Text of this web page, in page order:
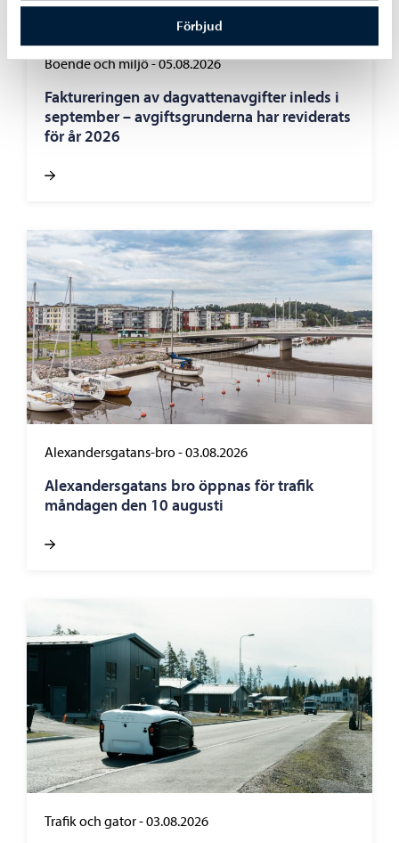
Förbjud
Liknande nyheter
Boende och miljö-05.08.2026
Faktureringen av dagvattenavgifter inleds i
september – avgiftsgrunderna har reviderats
för år 2026
Alexandersgatans-bro-03.08.2026
Alexandersgatans bro öppnas för trafik
måndagen den 10 augusti
Trafik och gator-03.08.2026